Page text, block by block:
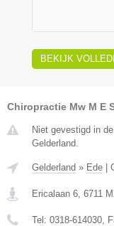
BEKIJK
Chiropractie Mw M E
Niet gevestigd in
Gelderland.
Gelderland » Ede |
Ericalaan 6 6711
Tel: 0318-614030 ,